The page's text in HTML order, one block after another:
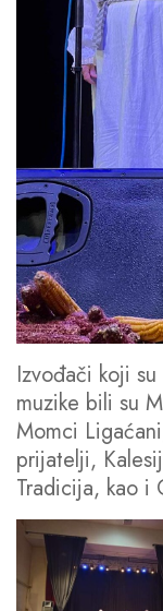
Izvođači koji
muzike bili su
Momci
prijatelji,
Tradicija, kao i